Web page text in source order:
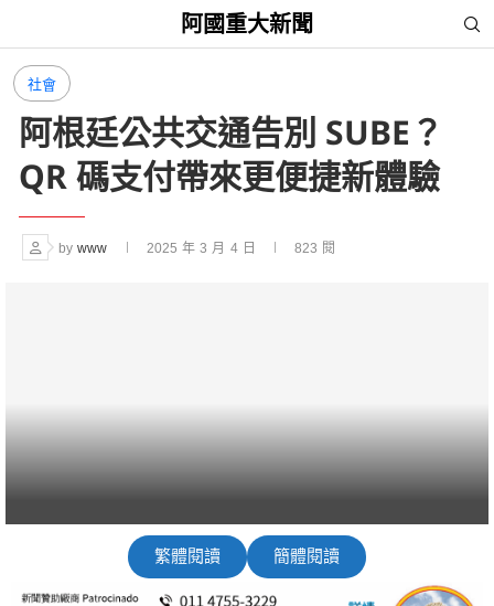
阿國重大新聞
社會
阿根廷公共交通告別 SUBE？
QR 碼支付帶來更便捷新體驗
bywww 2025 年 3 月 4 日 823 閱
繁體閱讀 簡體閱讀